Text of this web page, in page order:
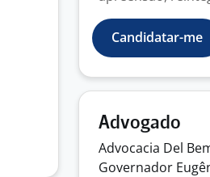
Candidatar-me
Advogado
Advocacia Del
Governador